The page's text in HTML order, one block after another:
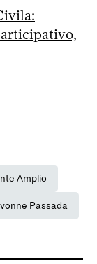
Amplio
Passada